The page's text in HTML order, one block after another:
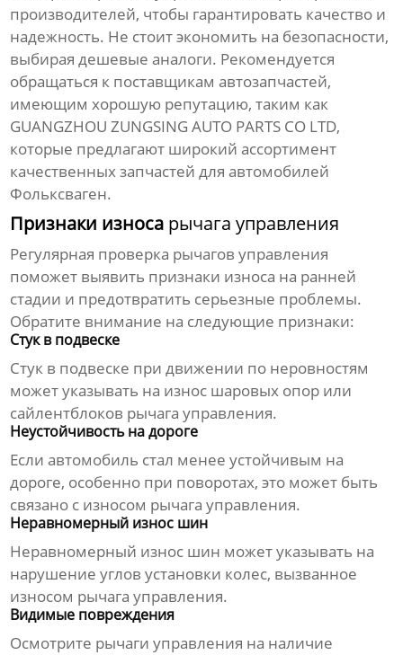
производителей, чтобы гарантировать качество и
надежность. Не стоит экономить на безопасности,
выбирая дешевые аналоги. Рекомендуется
обращаться к поставщикам автозапчастей,
имеющим хорошую репутацию, таким как
GUANGZHOU ZUNGSING AUTO PARTS CO LTD,
которые предлагают широкий ассортимент
качественных запчастей для автомобилей
Фольксваген.
Признаки износа рычага управления
Регулярная проверка рычагов управления
поможет выявить признаки износа на ранней
стадии и предотвратить серьезные проблемы.
Обратите внимание на следующие признаки:
Стук в подвеске
Стук в подвеске при движении по неровностям
может указывать на износ шаровых опор или
сайлентблоков рычага управления.
Неустойчивость на дороге
Если автомобиль стал менее устойчивым на
дороге, особенно при поворотах, это может быть
связано с износом рычага управления.
Неравномерный износ шин
Неравномерный износ шин может указывать на
нарушение углов установки колес, вызванное
износом рычага управления.
Видимые повреждения
Осмотрите рычаги управления на наличие